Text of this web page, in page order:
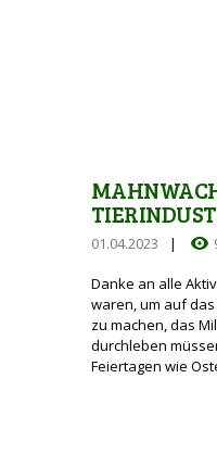
01.04.2023
Danke an alle
waren, um auf
zu machen, das
durchleben
Feiertagen wie